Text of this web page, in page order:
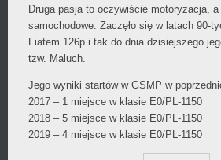
Druga pasja to oczywiście motoryzacja,
samochodowe. Zaczęło się w latach 90-
Fiatem 126p i tak do dnia dzisiejszego
tzw. Maluch.
Jego wyniki startów w GSMP w
2017 – 1 miejsce w klasie E0/PL-1150
2018 – 5 miejsce w klasie E0/PL-1150
2019 – 4 miejsce w klasie E0/PL-1150